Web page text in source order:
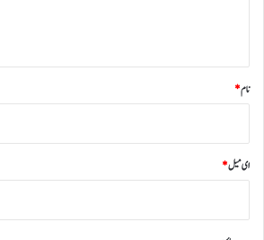
نام*
ای میل*